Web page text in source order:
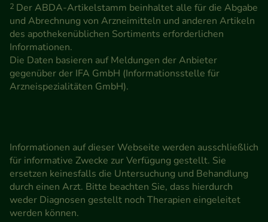
2 Der ABDA-Artikelstamm beinhaltet alle für die Abgabe
und Abrechnung von Arzneimitteln und anderen Artikeln
des apothekenüblichen Sortiments erforderlichen
Informationen.
Die Daten basieren auf Meldungen der Anbieter
gegenüber der IFA GmbH (Informationsstelle für
Arzneispezialitäten GmbH).
Informationen auf dieser Webseite werden ausschließlich
für informative Zwecke zur Verfügung gestellt. Sie
ersetzen keinesfalls die Untersuchung und Behandlung
durch einen Arzt. Bitte beachten Sie, dass hierdurch
weder Diagnosen gestellt noch Therapien eingeleitet
werden können.